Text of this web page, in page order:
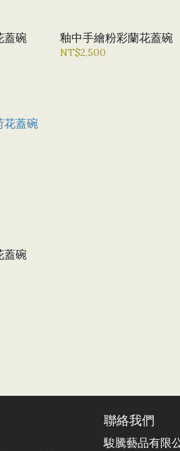
蓋碗 釉中手繪粉彩蘭花蓋碗
NT$2,500
蓋碗
聯絡我們
駿騰藝品有限